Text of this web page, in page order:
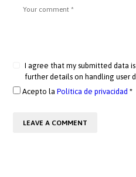
I agree that my submitted data
further details on handling user
Acepto laPolítica de privacidad *